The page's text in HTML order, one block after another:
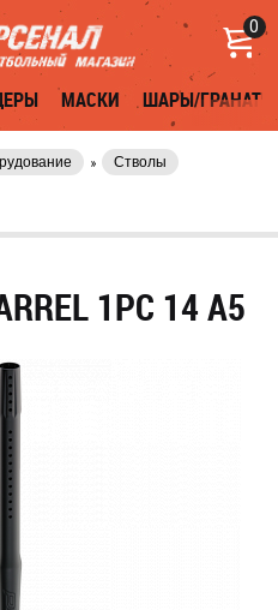
0
МАСКИ ШАРЫ/ГРАНАТЫ
Стволы
1PC 14 A5